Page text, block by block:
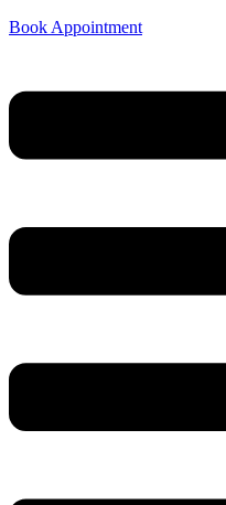
Book Appointment